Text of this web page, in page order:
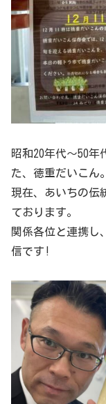
昭和20年代～50年
た、徳重だいこん。
現在、あいちの伝
ております。
関係各位と連携し
信です!